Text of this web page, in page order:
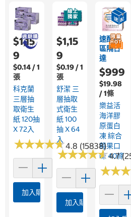
$1,15
9
$0.14 / 1
張
科克蘭
三層抽
取衛生
紙 120抽
X 72入
★★★★★
★★★★★4.8 (15838)
加入購物車
$1,15
9
$0.19 / 1
張
舒潔 三
層抽取
式衛生
紙 100
抽 X 64
入
★★★★★
★★★★★4.7
加入購物車
速配限
區隔日
達
$999
$19.98
/ 1條
樂益活
海洋膠
原蛋白
凍 綜合
莓果口
味 40條
★★
★★